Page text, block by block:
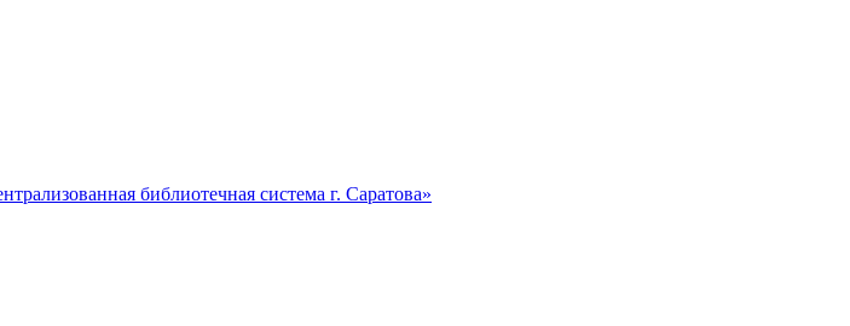
библиотечная система г. Саратова»